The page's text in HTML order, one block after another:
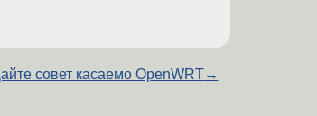
совет касаемо OpenWRT→